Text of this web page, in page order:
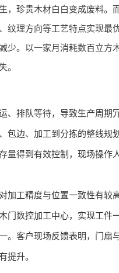
，珍贵木材白白变成废料。
纹理方向等工艺特点实现最
少。以一家月消耗数百立方
。
、排队等待，导致生产周期
包边、加工到分拣的整线规
量得到有效控制，现场操作
加工精度与位置一致性有较
门数控加工中心，实现工件
。客户现场反馈表明，门扇
提升。